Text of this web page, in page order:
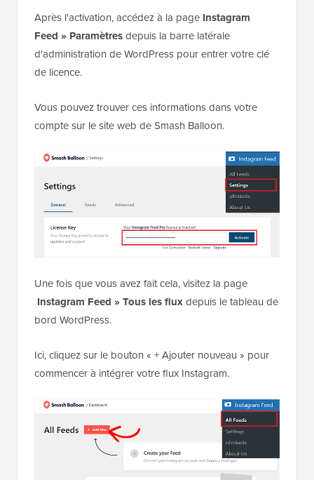
Après l'activation,accédez à la page Instagram
Feed » Paramètresdepuis la barre latérale
d'administration de WordPress pour entrer votre clé
de licence.
Vous pouvez trouver ces informations dans votre
compte sur le site web de Smash Balloon.
Une fois que vous avez fait cela, visitez la page
Instagram Feed » Tous les fluxdepuis le tableau de
bord WordPress.
Ici, cliquez sur le bouton « + Ajouter nouveau » pour
commencer à intégrer votre flux Instagram.